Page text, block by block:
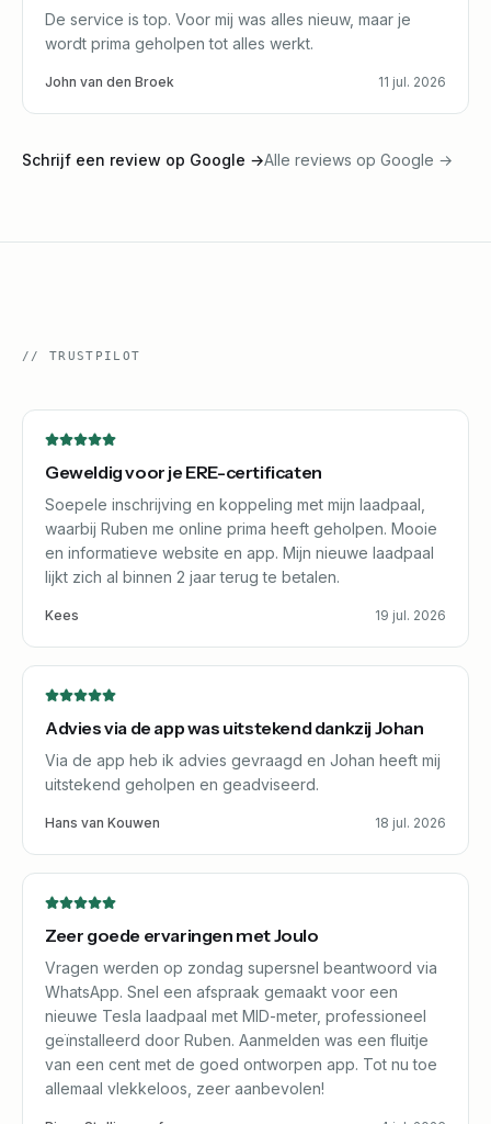
De service is top. Voor mij was alles nieuw, maar je
wordt prima geholpen tot alles werkt.
John van den Broek 11 jul. 2026
Schrijf een review op Google →Alle reviews op Google →
// TRUSTPILOT
Geweldig voor je ERE-certificaten
Soepele inschrijving en koppeling met mijn laadpaal,
waarbij Ruben me online prima heeft geholpen. Mooie
en informatieve website en app. Mijn nieuwe laadpaal
lijkt zich al binnen 2 jaar terug te betalen.
Kees 19 jul. 2026
Advies via de app was uitstekend dankzij Johan
Via de app heb ik advies gevraagd en Johan heeft mij
uitstekend geholpen en geadviseerd.
Hans van Kouwen 18 jul. 2026
Zeer goede ervaringen met Joulo
Vragen werden op zondag supersnel beantwoord via
WhatsApp. Snel een afspraak gemaakt voor een
nieuwe Tesla laadpaal met MID-meter, professioneel
geïnstalleerd door Ruben. Aanmelden was een fluitje
van een cent met de goed ontworpen app. Tot nu toe
allemaal vlekkeloos, zeer aanbevolen!